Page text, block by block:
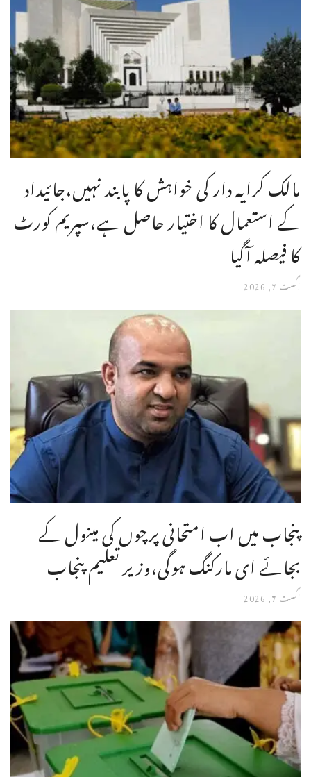
مالک کرایہ دار کی خواہش کا پابند نہیں،جائیداد
کے استعمال کا اختیار حاصل ہے،سپریم کورٹ
کا فیصلہ آگیا
اگست 7, 2026
پنجاب میں اب امتحانی پرچوں کی مینول کے
بجائے ای مارکنگ ہوگی،وزیر تعلیم پنجاب
اگست 7, 2026